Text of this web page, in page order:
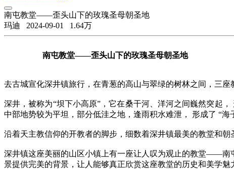
南屯教堂——歪头山下的玫瑰圣母朝圣地
玛迪 2024-09-01 1.64万
南屯教堂——歪头山下的玫瑰圣母朝圣地
去古城宣化深井镇旅行，在青葱的高山与翠绿的树林之间， 三座
深井，被称为“坝下小高原”，它在桑干河、洋河之间巍然突起
中部地势较为平坦，部分低洼之地，逢雨积水难泄， 形成了 “海
沿着天主教信仰的开教者的脚步，细数着深井镇最美的教堂和朝
深井镇这座美丽的山区小镇上有一座让人叹为观止的教堂——南
景提供完美的背景，让人能够真正欣赏这座教堂的历史和美学魅